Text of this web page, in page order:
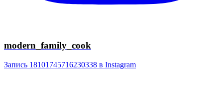
modern_family_cook
Запись 18101745716230338 в Instagram